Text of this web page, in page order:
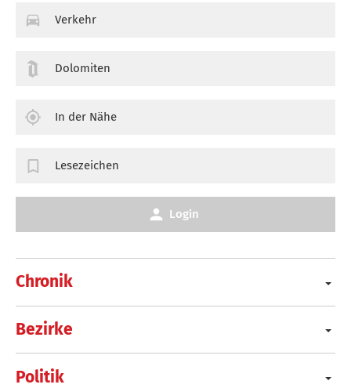
Chronik
Bezirke
Politik
Verkehr
Dolomiten
In der Nähe
Lesezeichen
Login